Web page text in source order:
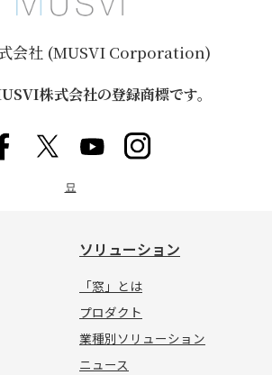
会社 (MUSVI Corporation)
株式会社の登録商標です。
묘
ソリューション
「窓」とは
プロダクト
業種別ソリューション
ニュース